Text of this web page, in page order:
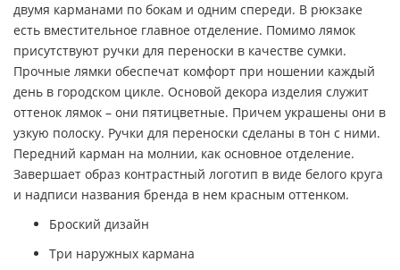
двумя карманами по бокам и одним спереди. В рюкзаке
есть вместительное главное отделение. Помимо лямок
присутствуют ручки для переноски в качестве сумки.
Прочные лямки обеспечат комфорт при ношении каждый
день в городском цикле. Основой декора изделия служит
оттенок лямок – они пятицветные. Причем украшены они в
узкую полоску. Ручки для переноски сделаны в тон с ними.
Передний карман на молнии, как основное отделение.
Завершает образ контрастный логотип в виде белого круга
и надписи названия бренда в нем красным оттенком.
Броский дизайн
Три наружных кармана